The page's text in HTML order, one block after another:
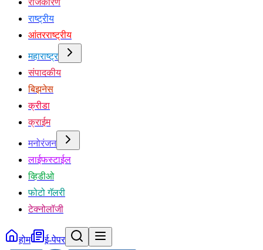
राजकारण
राष्ट्रीय
आंतरराष्ट्रीय
महाराष्ट्र
संपादकीय
बिझनेस
क्रीडा
क्राईम
मनोरंजन
लाईफस्टाईल
व्हिडीओ
फोटो गॅलरी
टेक्नोलॉजी
होम ई-पेपर